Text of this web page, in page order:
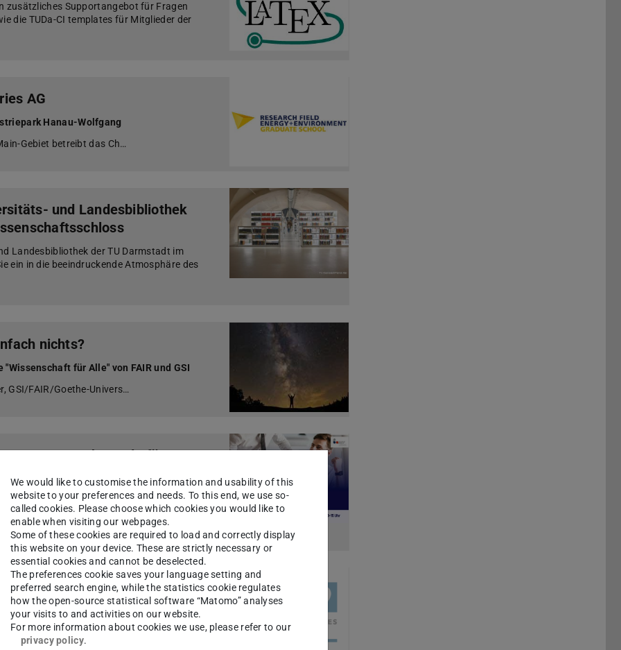
zusätzliches Supportangebot für Fragen
die TUDa-CI templates für Mitglieder der
AG
Hanau-Wolfgang
Gebiet betreibt das Ch…
und Landesbibliothek
Landesbibliothek der TU Darmstadt im
ein in die beeindruckende Atmosphäre des
nichts?
für Alle" von FAIR und GSI
GSI/FAIR/Goethe-Univers…
für
nächsten Schritt?Gemeinsam mit
bietet HIGHEST ab Mai eine neue
meiner Forschungsdaten
Praxis
Wann, Wie und Wo
We would like to customise the information and usability of this
website to your preferences and needs. To this end, we use so-
called cookies. Please choose which cookies you would like to
enable when visiting our webpages.
Some of these cookies are required to load and correctly display
this website on your device. These are strictly necessary or
essential cookies and cannot be deselected.
The preferences cookie saves your language setting and
preferred search engine, while the statistics cookie regulates
how the open-source statistical software “Matomo” analyses
your visits to and activities on our website.
For more information about cookies we use, please refer to our
privacy policy.